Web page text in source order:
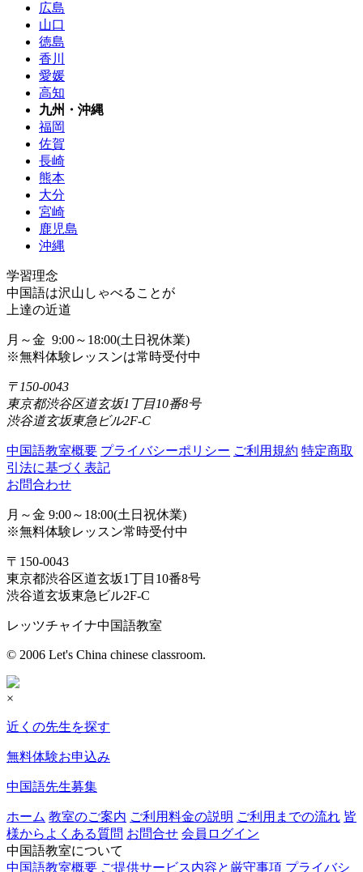
広島
山口
徳島
香川
愛媛
高知
九州・沖縄
福岡
佐賀
長崎
熊本
大分
宮崎
鹿児島
沖縄
学習理念
中国語は沢山しゃべることが
上達の近道
月～金 9:00～18:00(土日祝休業)
※無料体験レッスンは常時受付中
〒150-0043
東京都渋谷区道玄坂1丁目10番8号
渋谷道玄坂東急ビル2F-C
中国語教室概要 プライバシーポリシー ご利用規約 特定商取
引法に基づく表記
お問合わせ
月～金 9:00～18:00(土日祝休業)
※無料体験レッスン常時受付中
〒150-0043
東京都渋谷区道玄坂1丁目10番8号
渋谷道玄坂東急ビル2F-C
レッツチャイナ中国語教室
© 2006 Let's China chinese classroom.
×
近くの先生を探す
無料体験お申込み
中国語先生募集
ホーム 教室のご案内 ご利用料金の説明 ご利用までの流れ 皆
様からよくある質問 お問合せ 会員ログイン
中国語教室について
中国語教室概要 ご提供サービス内容と厳守事項 プライバシ